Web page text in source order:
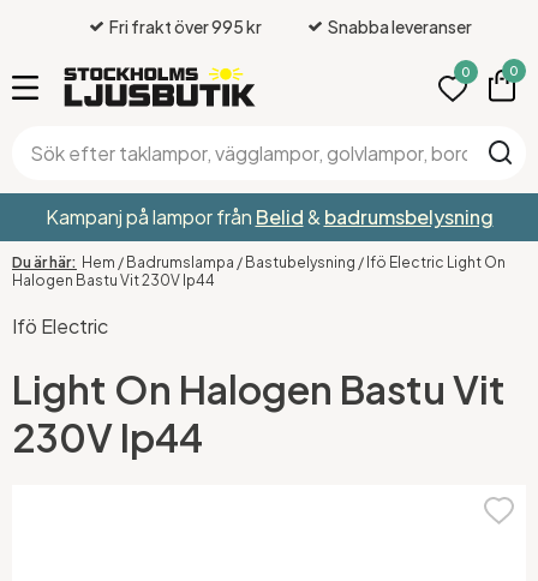
Fri frakt över 995 kr Snabba leveranser
0 0
Kampanj på lampor från Belid& badrumsbelysning
Hem / Badrumslampa / Bastubelysning / Ifö Electric Light On
Halogen Bastu Vit 230V Ip44
Ifö Electric
Light On Halogen Bastu Vit
230V Ip44